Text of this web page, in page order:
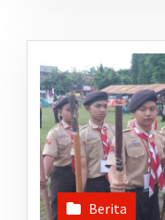
Berita